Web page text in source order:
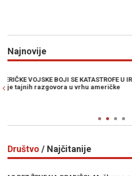
Najnovije
"NIJE ME SRAMOTA": Poznata
skuplja stvari pored kontejnera
Društvo / Najčitanije